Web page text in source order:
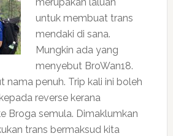
untuk membuat trans
mendaki di sana.
Mungkin ada yang
menyebut BroWan18.
nama penuh. Trip kali ini boleh
reverse kerana
Broga semula. Dimaklumkan
trans bermaksud kita